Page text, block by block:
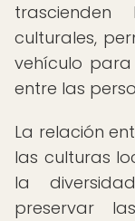
culturales,
vehículo para
entre las
La relación
las culturas
la
preservar